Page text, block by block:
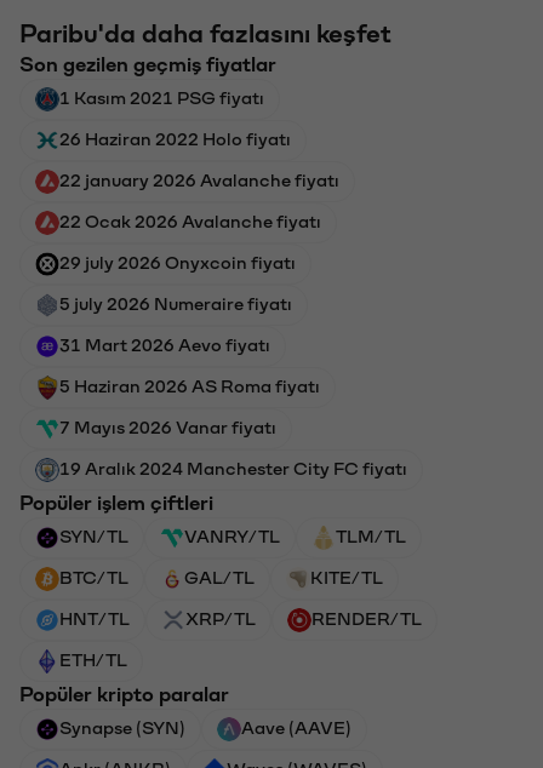
Paribu'da daha fazlasını keşfet
Son gezilen geçmiş fiyatlar
1 Kasım 2021 PSG fiyatı
26 Haziran 2022 Holo fiyatı
22 january 2026 Avalanche fiyatı
22 Ocak 2026 Avalanche fiyatı
29 july 2026 Onyxcoin fiyatı
5 july 2026 Numeraire fiyatı
31 Mart 2026 Aevo fiyatı
5 Haziran 2026 AS Roma fiyatı
7 Mayıs 2026 Vanar fiyatı
19 Aralık 2024 Manchester City FC fiyatı
Popüler işlem çiftleri
SYN/TL VANRY/TL TLM/TL
BTC/TL GAL/TL KITE/TL
HNT/TL XRP/TL RENDER/TL
ETH/TL
Popüler kripto paralar
Synapse (SYN) Aave (AAVE)